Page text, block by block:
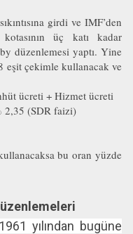
girdi ve IMF’den
üç katı kadar
düzenlemesi yaptı. Yine
eşit çekimle kullanacak ve
ücreti + Hizmet ücreti
(SDR faizi)
bu oran yüzde
yılından bugüne